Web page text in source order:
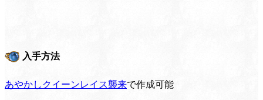
入手方法
あやかしクイーンレイス襲来で作成可能